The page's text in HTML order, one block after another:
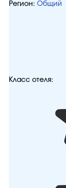
Регион: Общий
Класс отеля: